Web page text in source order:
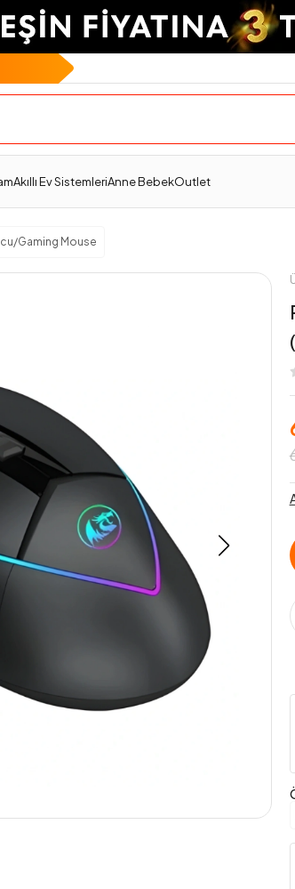
Akıllı Ev SistemleriAnne BebekOutlet
Gaming Mouse
Seçenekleri Değerlendirmeler